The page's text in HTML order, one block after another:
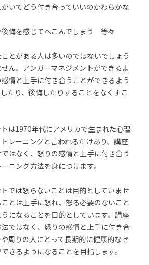
いてどう付き合っていいのかわらかな
悔を感じてへこんでしまう 等々
とがある人は多いのではないでしょう
ん。アンガーマネジメントができるよ
情と上手に付き合うことができるよう
たり、後悔したりすることをなくすこ
は1970年代にアメリカで生まれた心理
レーニングと言われるだけあり、講座
はなく、怒りの感情と上手に付き合う
ニング方法を身につけます。
では怒らないことは目的としていませ
とは上手に怒れ、怒る必要のないこと
になることを目的としています。講座
ではなく、怒りの感情と上手に付き合
周りの人にとって長期的に健康的なセ
きるようになることを目指します。